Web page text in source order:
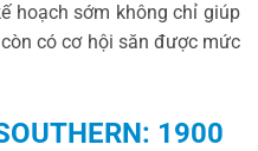
hoạch sớm không chỉ giúp
có cơ hội săn được mức
1900